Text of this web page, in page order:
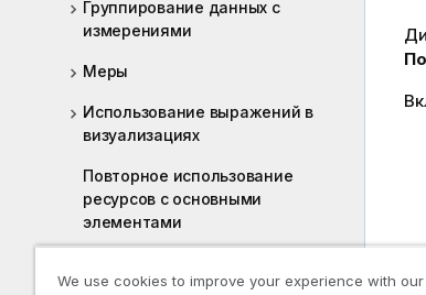
Группирование данных с
измерениями
Меры
Использование выражений в
визуализациях
Повторное использование
ресурсов с основными
элементами
уровне диаграммы в
We use cookies to improve your experience with